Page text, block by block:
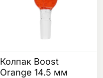
Колпак Boost
Orange 14.5 мм